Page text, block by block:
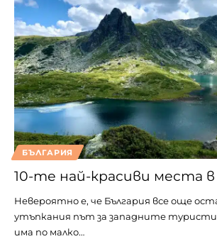
БЪЛГАРИЯ
10-те най-красиви места в
Невероятно е, че България все още
утъпкания път за западните
има по малко…